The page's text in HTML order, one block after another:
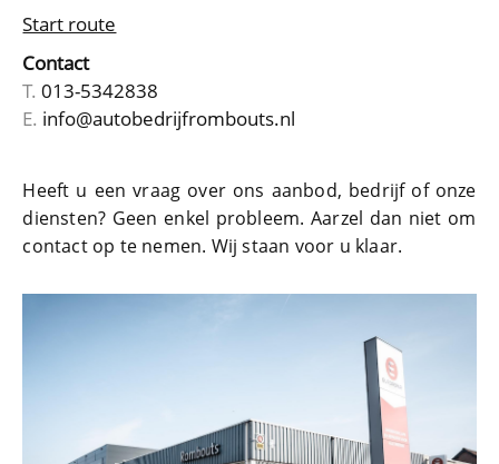
Start route
Contact
T. 013-5342838
E. info@autobedrijfrombouts.nl
Heeft u een vraag over ons aanbod, bedrijf of onze
diensten? Geen enkel probleem. Aarzel dan niet om
contact op te nemen. Wij staan voor u klaar.